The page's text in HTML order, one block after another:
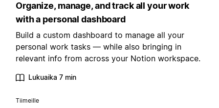
Organize, manage, and track all your work
with a personal dashboard
Build a custom dashboard to manage all your
personal work tasks — while also bringing in
relevant info from across your Notion workspace.
Lukuaika 7 min
Tiimeille